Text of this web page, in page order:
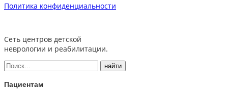
Политика конфиденциальности
Сеть центров детской
неврологии и реабилитации.
Пациентам